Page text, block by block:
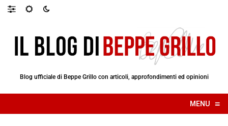
Blog ufficiale di Beppe Grillo con articoli, approfondimenti ed opinioni
MENU ≡
☰